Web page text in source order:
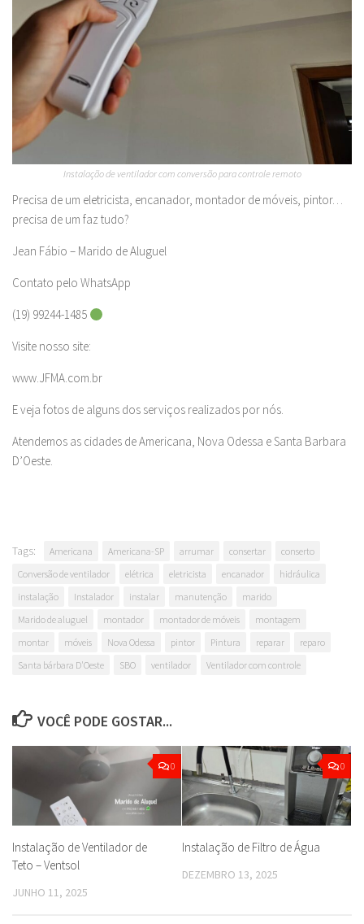
Instalação de ventilador com conversão para controle remoto
Precisa de um eletricista, encanador, montador de móveis, pintor…
precisa de um faz tudo?
Jean Fábio – Marido de Aluguel
Contato pelo WhatsApp
(19) 99244-1485
Visite nosso site:
www.JFMA.com.br
E veja fotos de alguns dos serviços realizados por nós.
Atendemos as cidades de Americana, Nova Odessa e Santa Barbara
D’Oeste.
Tags: Americana Americana-SP arrumar consertar
conserto
Conversão de ventilador
elétrica eletricista encanador
hidráulica
instalação
Instalador instalar manutenção
marido
Marido de aluguel
montador montador de móveis
montagem
montar
móveis Nova Odessa pintor Pintura reparar
reparo
Santa bárbara D'Oeste
SBO ventilador Ventilador com controle
VOCÊ PODE GOSTAR...
0
Instalação de Ventilador de
Teto – Ventsol
JUNHO 11, 2025
0
Instalação de Filtro de Água
DEZEMBRO 13, 2025